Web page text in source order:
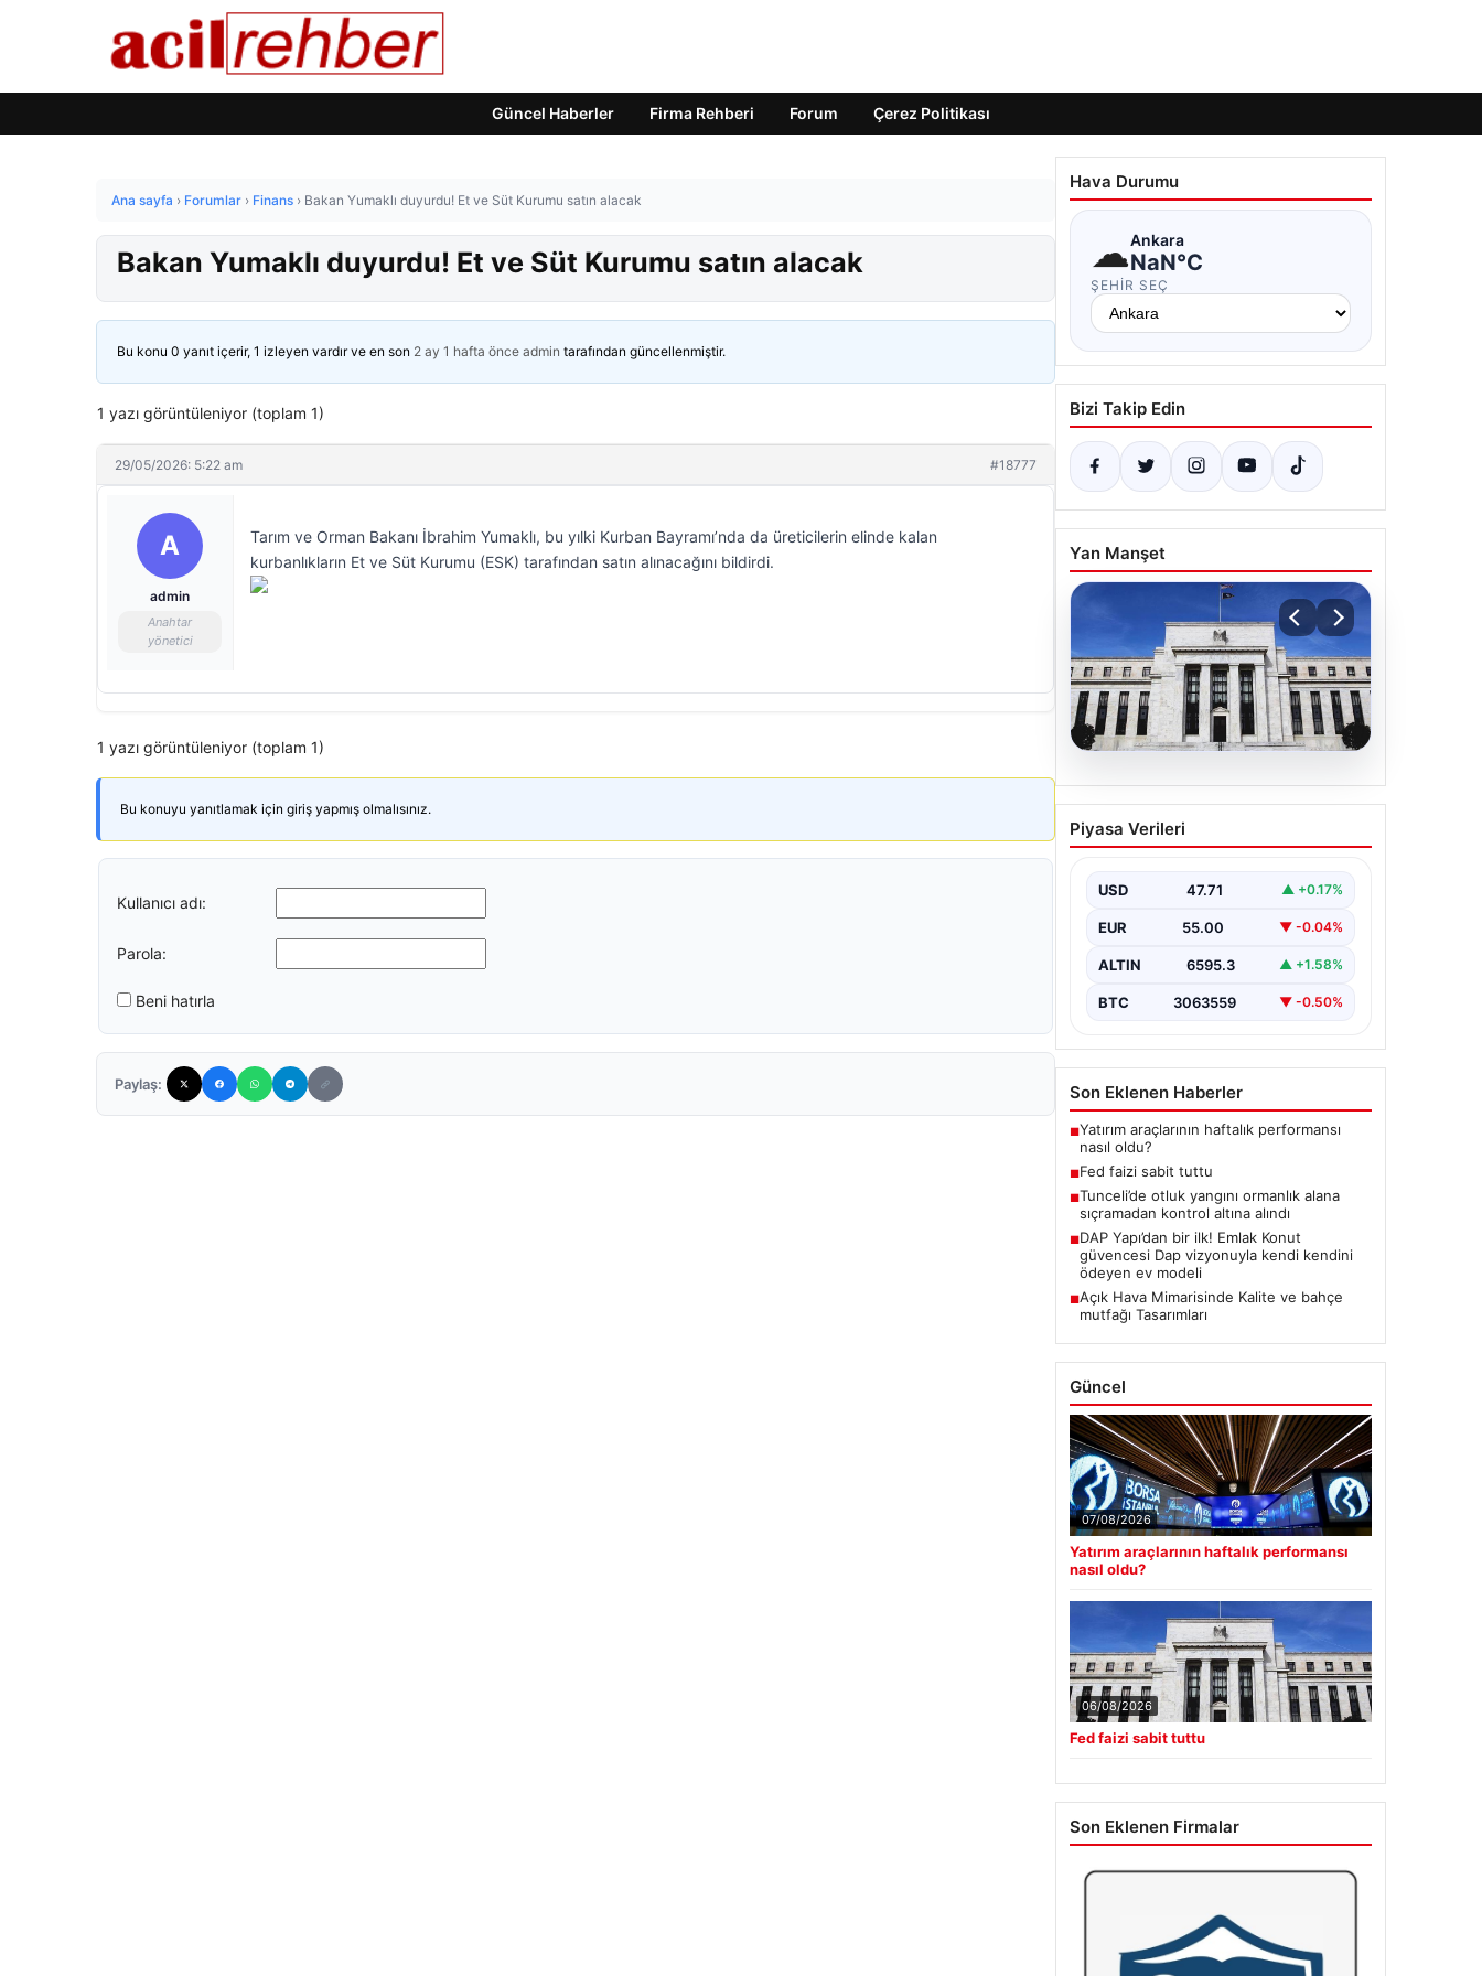
Güncel Haberler Firma Rehberi Forum Çerez Politikası
Ana sayfa › Forumlar › Finans › Bakan Yumaklı duyurdu! Et ve Süt Kurumu satın alacak
Bakan Yumaklı duyurdu! Et ve Süt Kurumu satın alacak
Bu konu 0 yanıt içerir, 1 izleyen vardır ve en son 2 ay 1 hafta önce admin tarafından güncellenmiştir.
1 yazı görüntüleniyor (toplam 1)
29/05/2026: 5:22 am #18777
A
admin
Anahtar
yönetici
Tarım ve Orman Bakanı İbrahim Yumaklı, bu yılki Kurban Bayramı’nda da üreticilerin elinde kalan
kurbanlıkların Et ve Süt Kurumu (ESK) tarafından satın alınacağını bildirdi.
1 yazı görüntüleniyor (toplam 1)
Bu konuyu yanıtlamak için giriş yapmış olmalısınız.
Kullanıcı adı:
Parola:
Beni hatırla
Paylaş:
Hava Durumu
☁Ankara
NaN°C
ŞEHIR SEÇ
Bizi Takip Edin
Yan Manşet
Fed faizi sabit tuttu
Piyasa Verileri
USD 47.71 ▲ +0.17%
EUR 55.00 ▼ -0.04%
ALTIN 6595.3 ▲ +1.58%
BTC 3063559 ▼ -0.50%
Son Eklenen Haberler
■Yatırım araçlarının haftalık performansı
nasıl oldu?
■Fed faizi sabit tuttu
■Tunceli’de otluk yangını ormanlık alana
sıçramadan kontrol altına alındı
■DAP Yapı’dan bir ilk! Emlak Konut
güvencesi Dap vizyonuyla kendi kendini
ödeyen ev modeli
■Açık Hava Mimarisinde Kalite ve bahçe
mutfağı Tasarımları
Güncel
07/08/2026
Yatırım araçlarının haftalık performansı
nasıl oldu?
06/08/2026
Fed faizi sabit tuttu
Son Eklenen Firmalar